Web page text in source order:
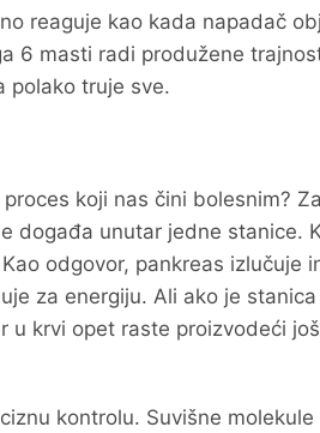
reaguje kao kada napadač
6 masti radi produžene
polako truje sve.
koji nas čini bolesnim?
događa unutar jedne stanice.
odgovor, pankreas izlučuje
za energiju. Ali ako je
u krvi opet raste proizvodeći
kontrolu. Suvišne